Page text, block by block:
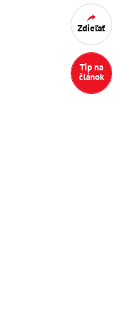
Zdieľať
Tip na
článok